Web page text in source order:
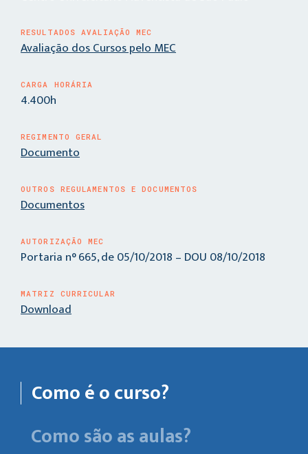
RESULTADOS AVALIAÇÃO MEC
Avaliação dos Cursos pelo MEC
CARGA HORÁRIA
4.400h
REGIMENTO GERAL
Documento
OUTROS REGULAMENTOS E DOCUMENTOS
Documentos
AUTORIZAÇÃO MEC
Portaria n° 665, de 05/10/2018 – DOU 08/10/2018
MATRIZ CURRICULAR
Download
Como é o curso?
Como são as aulas?